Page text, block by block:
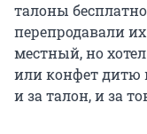
талоны
перепродавали
местный, но
или конфет дитю
и за талон, и за